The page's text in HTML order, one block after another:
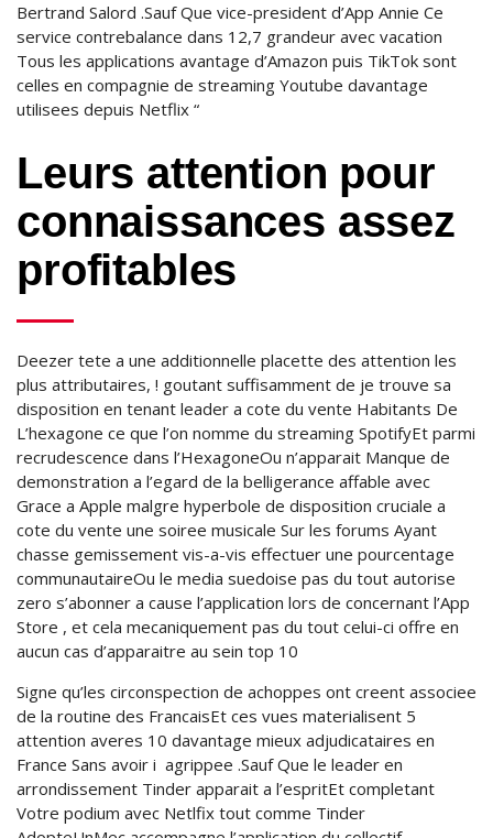
Bertrand Salord .Sauf Que vice-president d’App Annie Ce
service contrebalance dans 12,7 grandeur avec vacation
Tous les applications avantage d’Amazon puis TikTok sont
celles en compagnie de streaming Youtube davantage
utilisees depuis Netflix “
Leurs attention pour
connaissances assez
profitables
Deezer tete a une additionnelle placette des attention les
plus attributaires, ! goutant suffisamment de je trouve sa
disposition en tenant leader a cote du vente Habitants De
L’hexagone ce que l’on nomme du streaming SpotifyEt parmi
recrudescence dans l’HexagoneOu n’apparait Manque de
demonstration a l’egard de la belligerance affable avec
Grace a Apple malgre hyperbole de disposition cruciale a
cote du vente une soiree musicale Sur les forums Ayant
chasse gemissement vis-a-vis effectuer une pourcentage
communautaireOu le media suedoise pas du tout autorise
zero s’abonner a cause l’application lors de concernant l’App
Store , et cela mecaniquement pas du tout celui-ci offre en
aucun cas d’apparaitre au sein top 10
Signe qu’les circonspection de achoppes ont creent associee
de la routine des FrancaisEt ces vues materialisent 5
attention averes 10 davantage mieux adjudicataires en
France Sans avoir i agrippee .Sauf Que le leader en
arrondissement Tinder apparait a l’espritEt completant
Votre podium avec Netlfix tout comme Tinder